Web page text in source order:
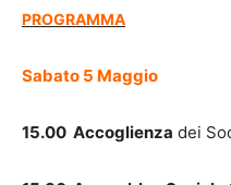
PROGRAMMA
Sabato 5 Maggio
15.00 Accoglienza dei